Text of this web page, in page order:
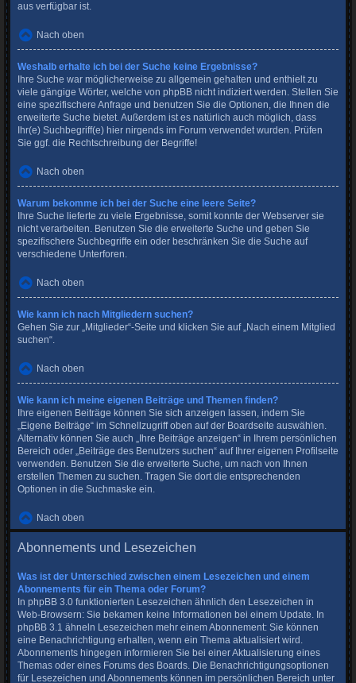
aus verfügbar ist.
Nach oben
Weshalb erhalte ich bei der Suche keine Ergebnisse?
Ihre Suche war möglicherweise zu allgemein gehalten und enthielt zu
viele gängige Wörter, welche von phpBB nicht indiziert werden. Stellen Sie
eine spezifischere Anfrage und benutzen Sie die Optionen, die Ihnen die
erweiterte Suche bietet. Außerdem ist es natürlich auch möglich, dass
Ihr(e) Suchbegriff(e) hier nirgends im Forum verwendet wurden. Prüfen
Sie ggf. die Rechtschreibung der Begriffe!
Nach oben
Warum bekomme ich bei der Suche eine leere Seite?
Ihre Suche lieferte zu viele Ergebnisse, somit konnte der Webserver sie
nicht verarbeiten. Benutzen Sie die erweiterte Suche und geben Sie
spezifischere Suchbegriffe ein oder beschränken Sie die Suche auf
verschiedene Unterforen.
Nach oben
Wie kann ich nach Mitgliedern suchen?
Gehen Sie zur „Mitglieder“-Seite und klicken Sie auf „Nach einem Mitglied
suchen“.
Nach oben
Wie kann ich meine eigenen Beiträge und Themen finden?
Ihre eigenen Beiträge können Sie sich anzeigen lassen, indem Sie
„Eigene Beiträge“ im Schnellzugriff oben auf der Boardseite auswählen.
Alternativ können Sie auch „Ihre Beiträge anzeigen“ in Ihrem persönlichen
Bereich oder „Beiträge des Benutzers suchen“ auf Ihrer eigenen Profilseite
verwenden. Benutzen Sie die erweiterte Suche, um nach von Ihnen
erstellen Themen zu suchen. Tragen Sie dort die entsprechenden
Optionen in die Suchmaske ein.
Nach oben
Abonnements und Lesezeichen
Was ist der Unterschied zwischen einem Lesezeichen und einem
Abonnements für ein Thema oder Forum?
In phpBB 3.0 funktionierten Lesezeichen ähnlich den Lesezeichen in
Web-Browsern: Sie bekamen keine Informationen bei einem Update. In
phpBB 3.1 ähneln Lesezeichen mehr einem Abonnement: Sie können
eine Benachrichtigung erhalten, wenn ein Thema aktualisiert wird.
Abonnements hingegen informieren Sie bei einer Aktualisierung eines
Themas oder eines Forums des Boards. Die Benachrichtigungsoptionen
für Lesezeichen und Abonnements können im persönlichen Bereich unter